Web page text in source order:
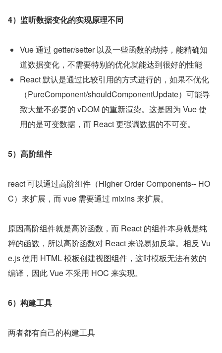
4）监听数据变化的实现原理不同
Vue 通过 getter/setter 以及一些函数的劫持，能精确知
道数据变化，不需要特别的优化就能达到很好的性能
React 默认是通过比较引用的方式进行的，如果不优化
（PureComponent/shouldComponentUpdate）可能导
致大量不必要的 vDOM 的重新渲染。这是因为 Vue 使
用的是可变数据，而 React 更强调数据的不可变。
5）高阶组件
react 可以通过高阶组件（Higher Order Components-- HO
C）来扩展，而 vue 需要通过 mixins 来扩展。
原因高阶组件就是高阶函数，而 React 的组件本身就是纯
粹的函数，所以高阶函数对 React 来说易如反掌。相反 Vu
e.js 使用 HTML 模板创建视图组件，这时模板无法有效的
编译，因此 Vue 不采用 HOC 来实现。
6）构建工具
两者都有自己的构建工具